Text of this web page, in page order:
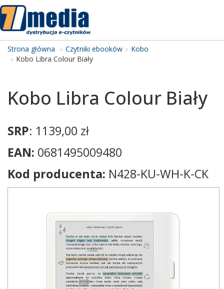
Strona główna Czytniki ebooków
Kobo
Kobo Libra Colour Biały
Kobo Libra Colour Biały
SRP: 1139,00 zł
EAN: 0681495009480
Kod producenta: N428-KU-WH-K-CK